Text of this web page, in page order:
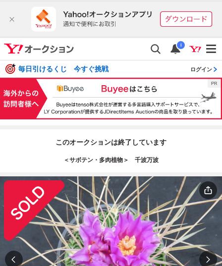
i
毎日引けるくじ 今すぐ挑戦 ログイン
このオークションは終了しています
＜サボテン・多肉植物＞ 千波万波